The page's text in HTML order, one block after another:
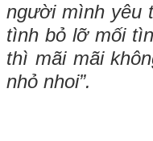
người mình yêu
tình bỏ lỡ mối
thì mãi mãi
nhỏ nhoi”.